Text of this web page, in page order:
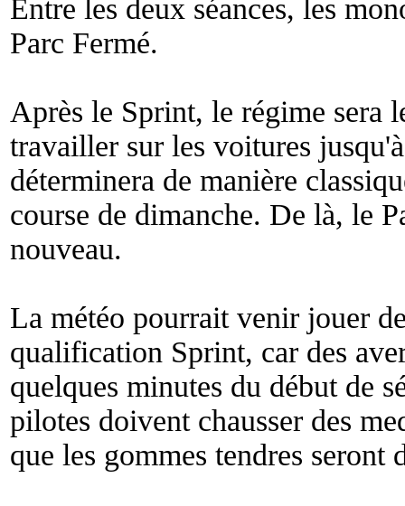
Entre les deux séances, les
Parc Fermé.
Après le Sprint, le régime sera
travailler sur les voitures
déterminera de manière
course de dimanche. De là, le
nouveau.
La météo pourrait venir jouer
qualification Sprint, car des
quelques minutes du début de
pilotes doivent chausser des
que les gommes tendres seront